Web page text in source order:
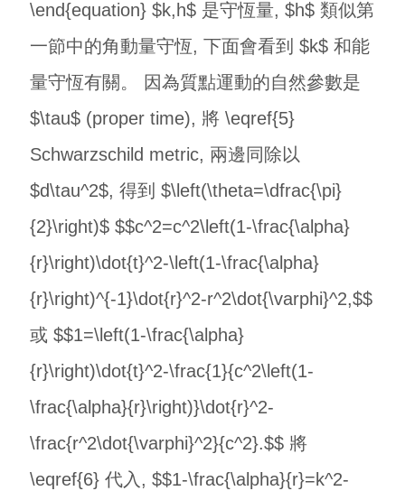
\end{equation} $k,h$ 是守恆量, $h$ 類似第
一節中的角動量守恆, 下面會看到 $k$ 和能
量守恆有關。 因為質點運動的自然參數是
$\tau$ (proper time), 將 \eqref{5}
Schwarzschild metric, 兩邊同除以
$d\tau^2$, 得到 $\left(\theta=\dfrac{\pi}
{2}\right)$ $$c^2=c^2\left(1-\frac{\alpha}
{r}\right)\dot{t}^2-\left(1-\frac{\alpha}
{r}\right)^{-1}\dot{r}^2-r^2\dot{\varphi}^2,$$
或 $$1=\left(1-\frac{\alpha}
{r}\right)\dot{t}^2-\frac{1}{c^2\left(1-
\frac{\alpha}{r}\right)}\dot{r}^2-
\frac{r^2\dot{\varphi}^2}{c^2}.$$ 將
\eqref{6} 代入, $$1-\frac{\alpha}{r}=k^2-